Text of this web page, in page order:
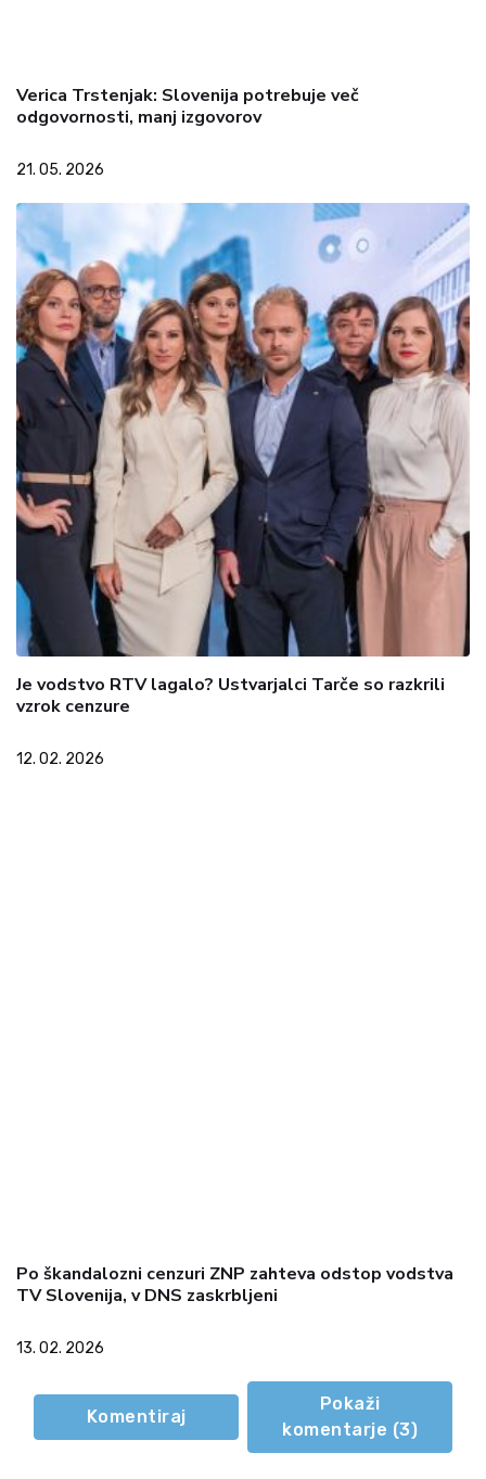
Verica Trstenjak: Slovenija potrebuje več
odgovornosti, manj izgovorov
21. 05. 2026
Je vodstvo RTV lagalo? Ustvarjalci Tarče so razkrili
vzrok cenzure
12. 02. 2026
Po škandalozni cenzuri ZNP zahteva odstop vodstva
TV Slovenija, v DNS zaskrbljeni
13. 02. 2026
Komentiraj
Pokaži
komentarje (3)